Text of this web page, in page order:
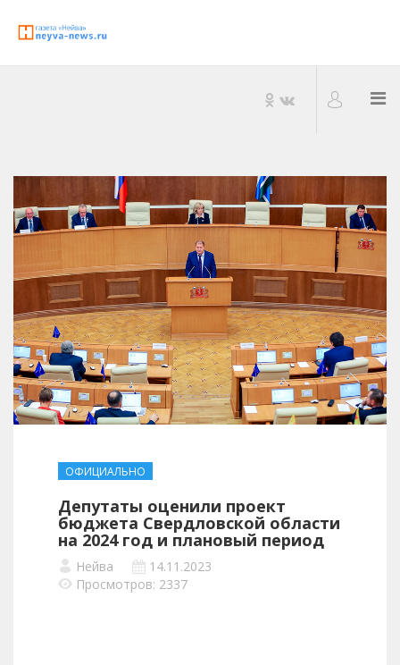
ОФИЦИАЛЬНО
Депутаты оценили проект
бюджета Свердловской области
на 2024 год и плановый период
Нейва
14.11.2023
Просмотров: 2337